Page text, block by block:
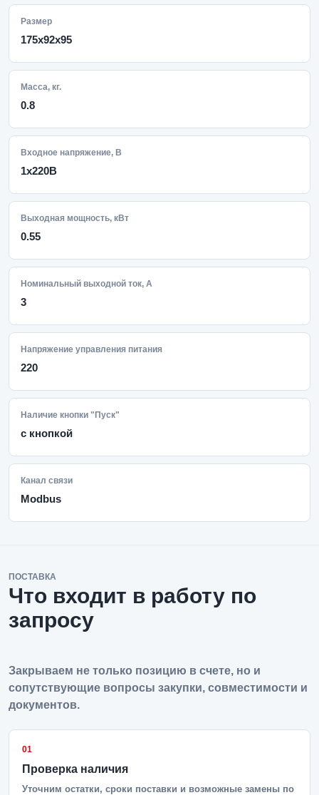
Размер
175х92х95
Масса, кг.
0.8
Входное напряжение, В
1x220В
Выходная мощность, кВт
0.55
Номинальный выходной ток, А
3
Напряжение управления питания
220
Наличие кнопки "Пуск"
с кнопкой
Канал связи
Modbus
ПОСТАВКА
Что входит в работу по
запросу
Закрываем не только позицию в счете, но и
сопутствующие вопросы закупки, совместимости и
документов.
01
Проверка наличия
Уточним остатки, сроки поставки и возможные замены по